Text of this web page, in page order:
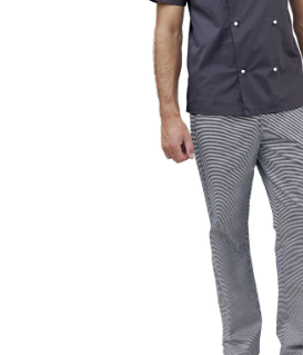
Chránená dielňa
Doprava, platba a zľavy
Formulár na výmenu tovaru
Kto sme
Formulár na vrátenie tovaru /odstúpenie
Zásady
Moja